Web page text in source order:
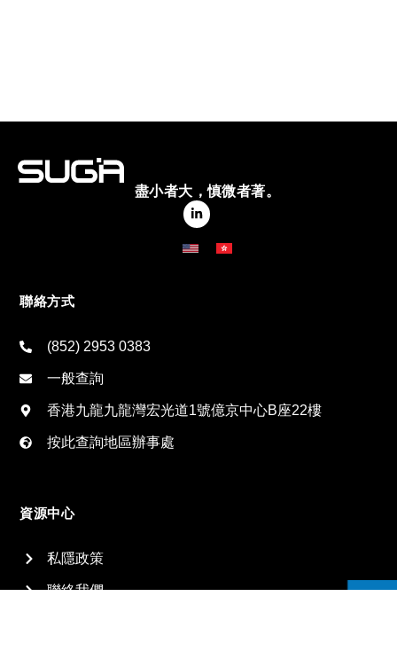
盡小者大，慎微者著。
聯絡方式
(852) 2953 0383
一般查詢
香港九龍九龍灣宏光道1號億京中心B座22樓
按此查詢地區辦事處
資源中心
私隱政策
聯絡我們